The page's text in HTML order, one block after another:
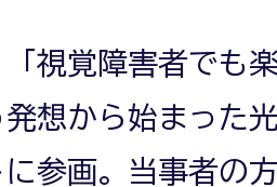
「視覚障害者でも
発想から始まった
参画。当事者の